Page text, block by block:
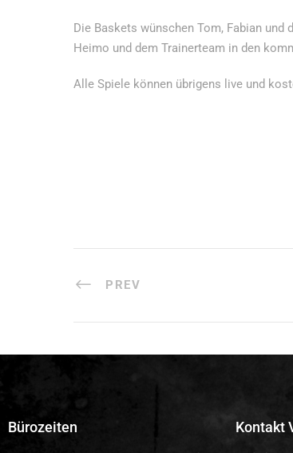
Die Baskets wünschen Tom, Fabian und
Heimo und dem Trainerteam in den
Alle Spiele können übrigens live und
PREV
Bürozeiten Kontakt